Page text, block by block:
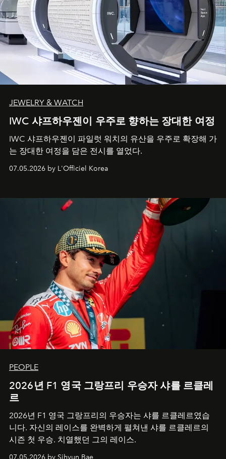
JEWELRY & WATCH
IWC 샤프하우젠이 우주로 향하는 장대한 여정
IWC 샤프하우젠이 파일럿 워치의 유산을 우주로 확장해 가
는 장대한 여정을 담은 전시를 열었다.
07.05.2026 by L'Officiel Korea
PEOPLE
2026년 F1 영국 그랑프리 우승자 샤를 르클레
르
2026년 F1 영국 그랑프리의 우승자는 샤를 르클레르였습
니다. 자신의 레이스를 완벽하게 펼쳐낸 샤를 르클레르의
시즌 첫 우승. 치열했던 그의 레이스.